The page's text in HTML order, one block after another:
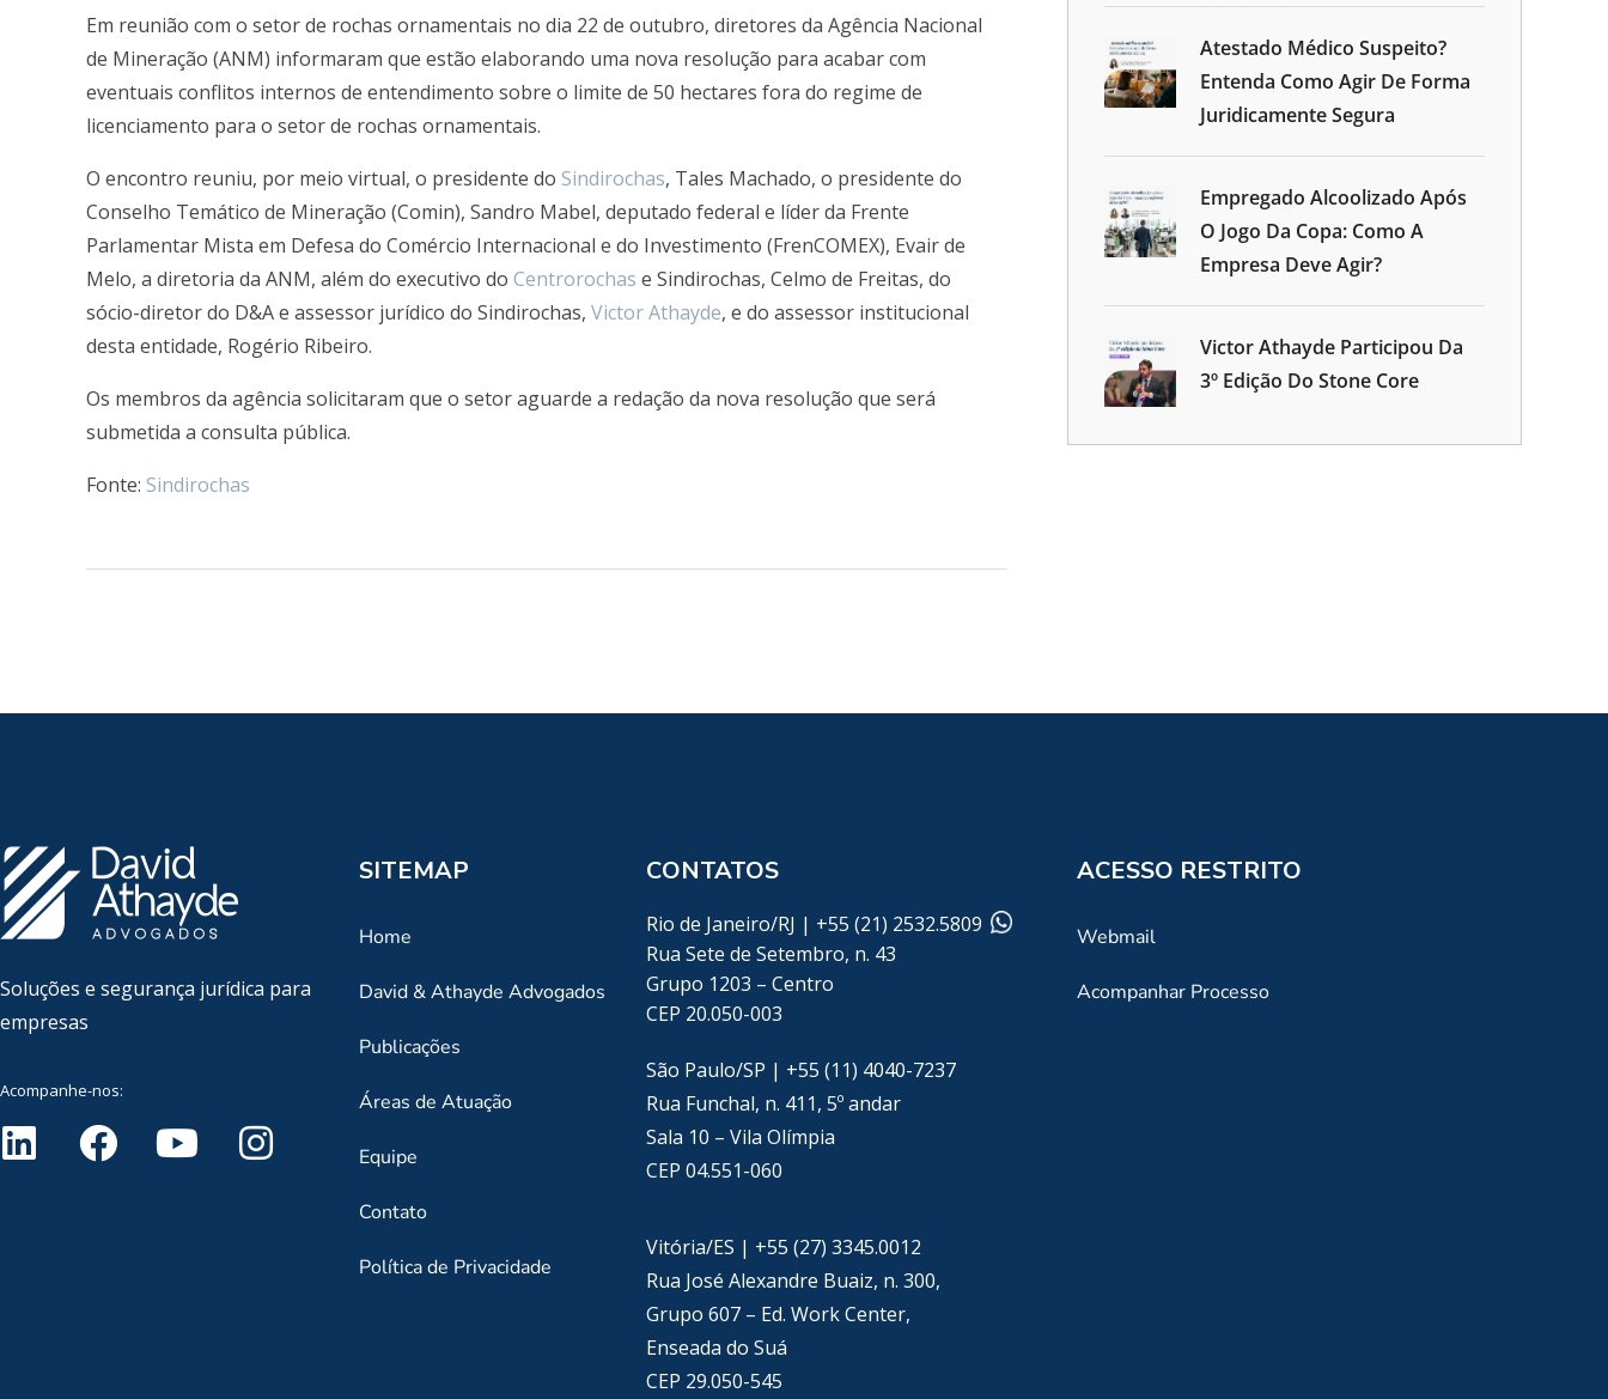
Em reunião com o setor de rochas ornamentais no dia 22 de outubro, diretores da Agência Nacional
de Mineração (ANM) informaram que estão elaborando uma nova resolução para acabar com
eventuais conflitos internos de entendimento sobre o limite de 50 hectares fora do regime de
licenciamento para o setor de rochas ornamentais.
O encontro reuniu, por meio virtual, o presidente do Sindirochas, Tales Machado, o presidente do
Conselho Temático de Mineração (Comin), Sandro Mabel, deputado federal e líder da Frente
Parlamentar Mista em Defesa do Comércio Internacional e do Investimento (FrenCOMEX), Evair de
Melo, a diretoria da ANM, além do executivo do Centrorochas e Sindirochas, Celmo de Freitas, do
sócio-diretor do D&A e assessor jurídico do Sindirochas, Victor Athayde, e do assessor institucional
desta entidade, Rogério Ribeiro.
Os membros da agência solicitaram que o setor aguarde a redação da nova resolução que será
submetida a consulta pública.
Fonte: Sindirochas
Atestado Médico Suspeito?
Entenda Como Agir De Forma
Juridicamente Segura
Empregado Alcoolizado Após
O Jogo Da Copa: Como A
Empresa Deve Agir?
Victor Athayde Participou Da
3º Edição Do Stone Core
Soluções e segurança jurídica para
empresas
Acompanhe-nos:
SITEMAP
Home
David & Athayde Advogados
Publicações
Áreas de Atuação
Equipe
Contato
Política de Privacidade
CONTATOS
Rio de Janeiro/RJ | +55 (21) 2532.5809
Rua Sete de Setembro, n. 43
Grupo 1203 – Centro
CEP 20.050-003
São Paulo/SP | +55 (11) 4040-7237
Rua Funchal, n. 411, 5º andar
Sala 10 – Vila Olímpia
CEP 04.551-060
Vitória/ES | +55 (27) 3345.0012
Rua José Alexandre Buaiz, n. 300,
Grupo 607 – Ed. Work Center,
Enseada do Suá
CEP 29.050-545
ACESSO RESTRITO
Webmail
Acompanhar Processo